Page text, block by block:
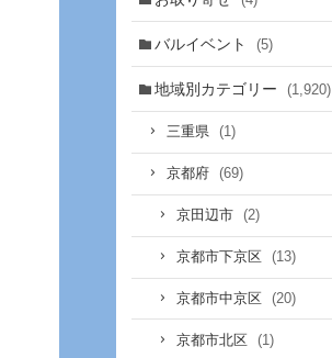
バルイベント (5)
地域別カテゴリー (1,920)
三重県 (1)
京都府 (69)
京田辺市 (2)
京都市下京区 (13)
京都市中京区 (20)
京都市北区 (1)